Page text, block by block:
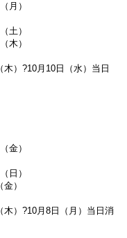
月）
土）
）
月10日（水）当日
金）
日）
）
月8日（月）当日消